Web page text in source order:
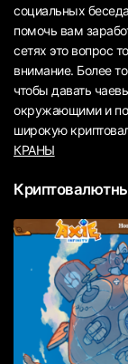
социальных
помочь вам
сетях это вопрос
внимание. Более
чтобы давать
окружающими и
широкую
КРАНЫ